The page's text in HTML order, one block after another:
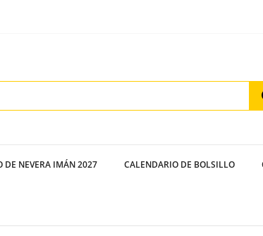
DE NEVERA IMÁN 2027 CALENDARIO DE BOLSILLO